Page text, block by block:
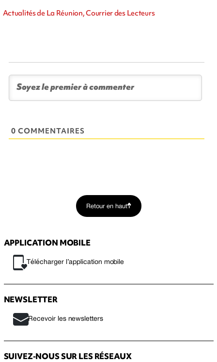
Actualités de La Réunion, Courrier des Lecteurs
0 COMMENTAIRES
Retour en haut
APPLICATION MOBILE
Télécharger l’application mobile
NEWSLETTER
Recevoir les newsletters
SUIVEZ-NOUS SUR LES RÉSEAUX